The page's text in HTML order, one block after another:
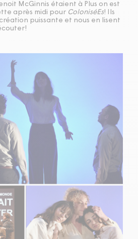
McGinnis étaient à Plus on est
après midi pour ColoniséEs! Ils
puissante et nous en lisent